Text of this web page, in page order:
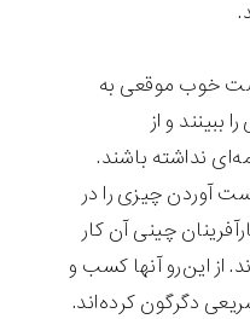
خوب موقعی به
ببینند و از
نداشته باشند.
آوردن چیزی را در
چینی آن کار
از این‌رو آنها کسب و
دگرگون کرده‌اند.